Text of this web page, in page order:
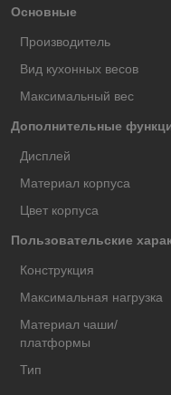
Основные
Производитель
Вид кухонных весов
Максимальный вес
Дополнительные
Дисплей
Материал корпуса
Цвет корпуса
Пользовательские
Конструкция
Максимальная нагрузка
Материал чаши/
платформы
Тип